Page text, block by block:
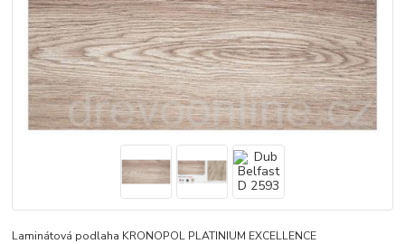
Laminátová podlaha KRONOPOL PLATINIUM EXCELLENCE